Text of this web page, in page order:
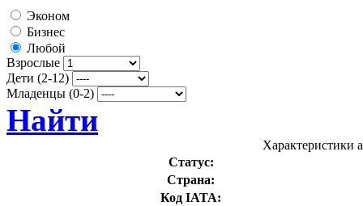
Эконом
Бизнес
Любой
Взрослые
Дети (2-12)
Младенцы (0-2)
Найти
Характеристики
Статус:
Страна:
Код IATA: